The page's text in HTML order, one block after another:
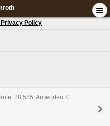
Privacy Policy
28.585, Antworten: 0